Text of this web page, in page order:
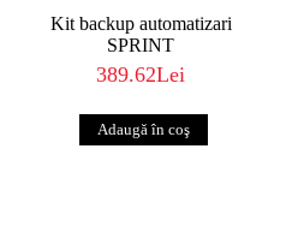
Kit backup automatizari
SPRINT
389.62Lei